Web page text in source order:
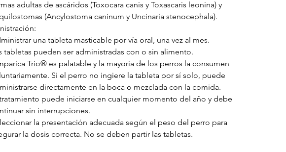
adultas de ascáridos (Toxocara canis y Toxascaris leonina) y
(Ancylostoma caninum y Uncinaria stenocephala).
una tableta masticable por vía oral, una vez al mes.
tabletas pueden ser administradas con o sin alimento.
Trio® es palatable y la mayoría de los perros la consumen
Si el perro no ingiere la tableta por sí solo, puede
directamente en la boca o mezclada con la comida.
puede iniciarse en cualquier momento del año y debe
sin interrupciones.
la presentación adecuada según el peso del perro para
la dosis correcta. No se deben partir las tabletas.